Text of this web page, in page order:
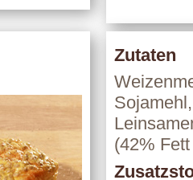
Zutaten
(42% Fett